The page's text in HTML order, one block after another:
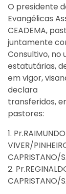
O presidente
Evangélicas
CEADEMA,
juntamente
Consultivo, no
estatutárias,
em vigor,
declara
transferidos,
pastores:
1.
VIVER/
CAPRISTANO/
2.
CAPRISTANO/